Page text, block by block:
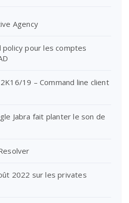
Agency
policy pour les comptes
19 – Command line client
Jabra fait planter le son de
2022 sur les privates